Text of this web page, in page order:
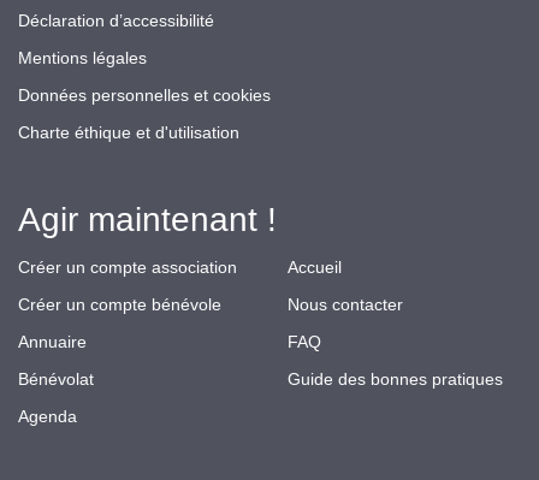
Déclaration d’accessibilité
Mentions légales
Données personnelles et cookies
Charte éthique et d'utilisation
Agir maintenant !
Créer un compte association
Créer un compte bénévole
Annuaire
Bénévolat
Agenda
Accueil
Nous contacter
FAQ
Guide des bonnes pratiques